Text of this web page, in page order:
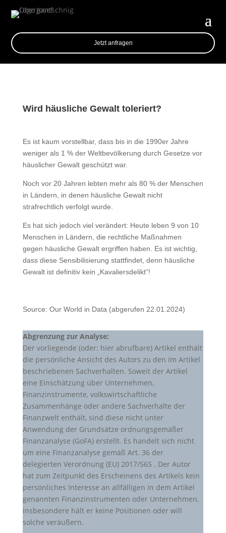
Jetzt anfragen
Wird häusliche Gewalt toleriert?
Es ist kaum vorstellbar, dass bis in die 1990er Jahre
weniger als 1 % der Weltbevölkerung durch Gesetze vor
häuslicher Gewalt geschützt war.
Noch vor 20 Jahren lebten mehr als 80 % der Menschen
in Ländern, in denen häusliche Gewalt nicht
strafrechtlich verfolgt wurde.
Es hat sich jedoch viel verändert: Heute leben 9 von 10
Menschen in Ländern, die rechtliche Maßnahmen
gegen häusliche Gewalt ergriffen haben. Es ist wichtig,
dass diese Sensibilisierung stattfindet, denn häusliche
Gewalt ist definitiv kein „Kavaliersdelikt“!
Source: Our World in Data (abgerufen 22.01.2024)
Abgrenzung zur Analyse:
Der vorliegende (oder: hier abrufbare) Artikel enthält
die persönliche Ansicht des Autors zu den im Artikel
beschriebenen Sachverhalten. Soweit der Artikel
eine Einschätzung über Unternehmen,
Finanzinstrumente, volkswirtschaftliche
Zusammenhänge oder andere Sachverhalte der
Finanzwelt enthält, sind diese nicht unter
Anwendung der Grundsätze ordnungsgemäßer
Finanzanalyse (GoFA) erstellt. Es handelt sich nicht
um eine Finanzanalyse gemäß Art. 36 der
delegierten Verordnung (EU) 2017/565 . Der Autor
hat zum Zeitpunkt des Erscheinens des Artikels kein
persönliches Interesse an allfälligen in dem Artikel
genannten Finanzinstrumenten oder Unternehmen,
insbesondere hält er keine Positionen oder will
solche veräußern.